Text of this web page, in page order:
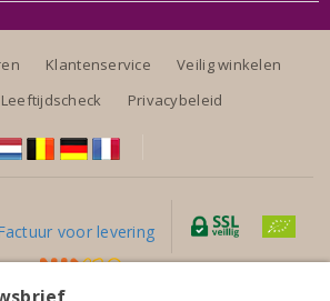
Klantenservice
Veilig winkelen
Leeftijdscheck Privacybeleid